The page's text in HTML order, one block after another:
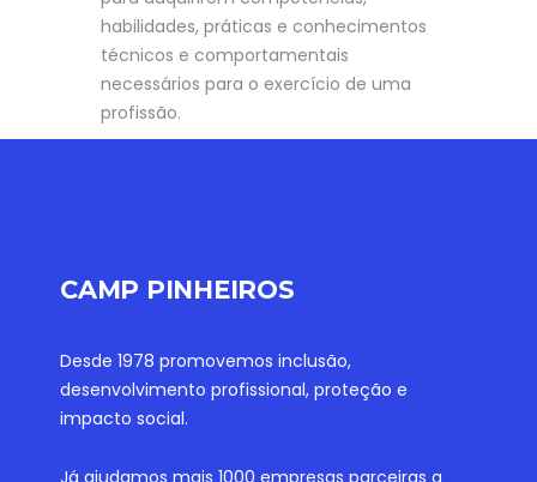
habilidades, práticas e conhecimentos
técnicos e comportamentais
necessários para o exercício de uma
profissão.
CAMP PINHEIROS
Desde 1978 promovemos inclusão,
desenvolvimento profissional, proteção e
impacto social.